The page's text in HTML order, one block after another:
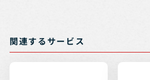
関連するサービス